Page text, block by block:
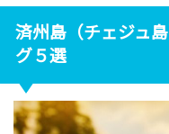
済州島（チェジュ
グ５選